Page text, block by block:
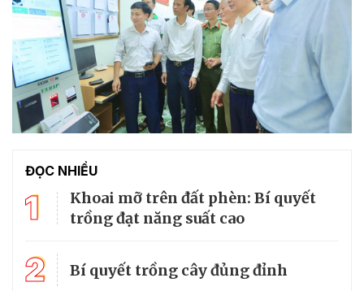
ĐỌC NHIỀU
1
Khoai mỡ trên đất phèn: Bí quyết
trồng đạt năng suất cao
2 Bí quyết trồng cây đủng đỉnh